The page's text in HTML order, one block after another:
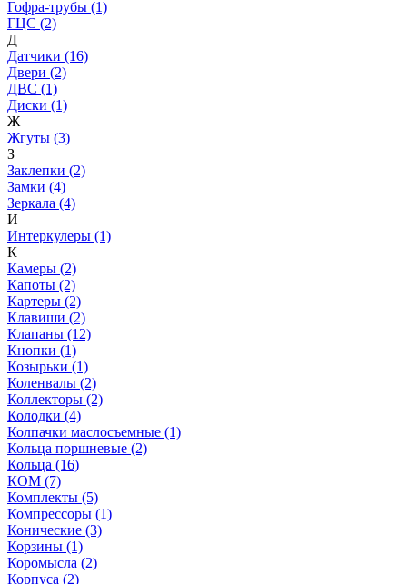
Гофра-трубы (1)
ГЦС (2)
Д
Датчики (16)
Двери (2)
ДВС (1)
Диски (1)
Ж
Жгуты (3)
З
Заклепки (2)
Замки (4)
Зеркала (4)
И
Интеркулеры (1)
К
Камеры (2)
Капоты (2)
Картеры (2)
Клавиши (2)
Клапаны (12)
Кнопки (1)
Козырьки (1)
Коленвалы (2)
Коллекторы (2)
Колодки (4)
Колпачки маслосъемные (1)
Кольца поршневые (2)
Кольца (16)
КОМ (7)
Комплекты (5)
Компрессоры (1)
Конические (3)
Корзины (1)
Коромысла (2)
Корпуса (2)